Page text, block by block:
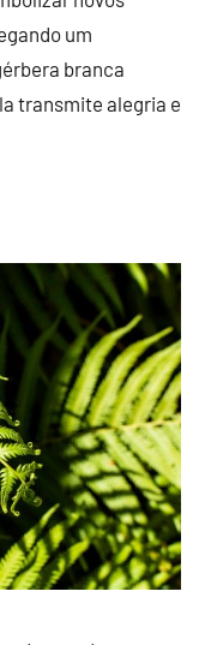
um
branca
transmite alegria e